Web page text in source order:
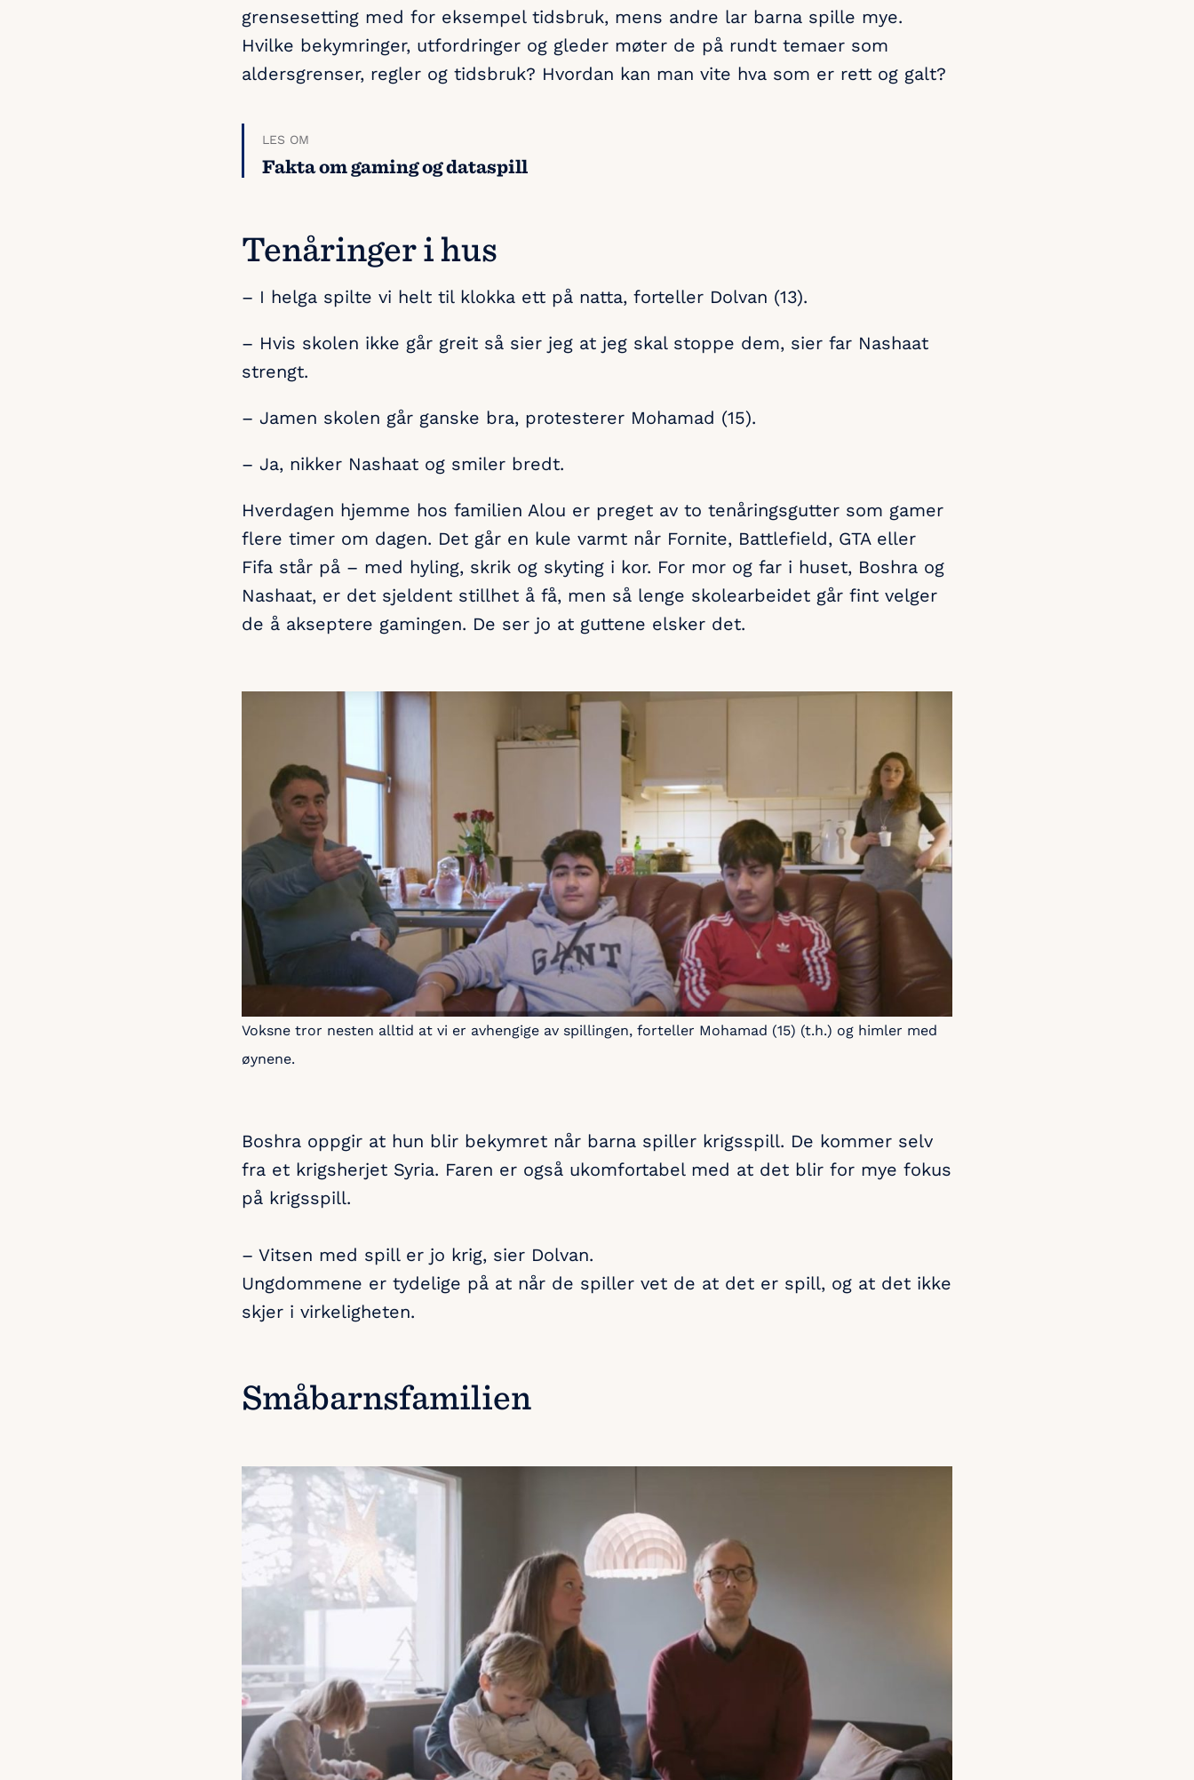
grensesetting med for eksempel tidsbruk, mens andre lar barna spille mye.
Hvilke bekymringer, utfordringer og gleder møter de på rundt temaer som
aldersgrenser, regler og tidsbruk? Hvordan kan man vite hva som er rett og galt?
LES OM
Fakta om gaming og dataspill
Tenåringer i hus
– I helga spilte vi helt til klokka ett på natta, forteller Dolvan (13).
– Hvis skolen ikke går greit så sier jeg at jeg skal stoppe dem, sier far Nashaat
strengt.
– Jamen skolen går ganske bra, protesterer Mohamad (15).
– Ja, nikker Nashaat og smiler bredt.
Hverdagen hjemme hos familien Alou er preget av to tenåringsgutter som gamer
flere timer om dagen. Det går en kule varmt når Fornite, Battlefield, GTA eller
Fifa står på – med hyling, skrik og skyting i kor. For mor og far i huset, Boshra og
Nashaat, er det sjeldent stillhet å få, men så lenge skolearbeidet går fint velger
de å akseptere gamingen. De ser jo at guttene elsker det.
Voksne tror nesten alltid at vi er avhengige av spillingen, forteller Mohamad (15) (t.h.) og himler med
øynene.
Boshra oppgir at hun blir bekymret når barna spiller krigsspill. De kommer selv
fra et krigsherjet Syria. Faren er også ukomfortabel med at det blir for mye fokus
på krigsspill.
– Vitsen med spill er jo krig, sier Dolvan.
Ungdommene er tydelige på at når de spiller vet de at det er spill, og at det ikke
skjer i virkeligheten.
Småbarnsfamilien